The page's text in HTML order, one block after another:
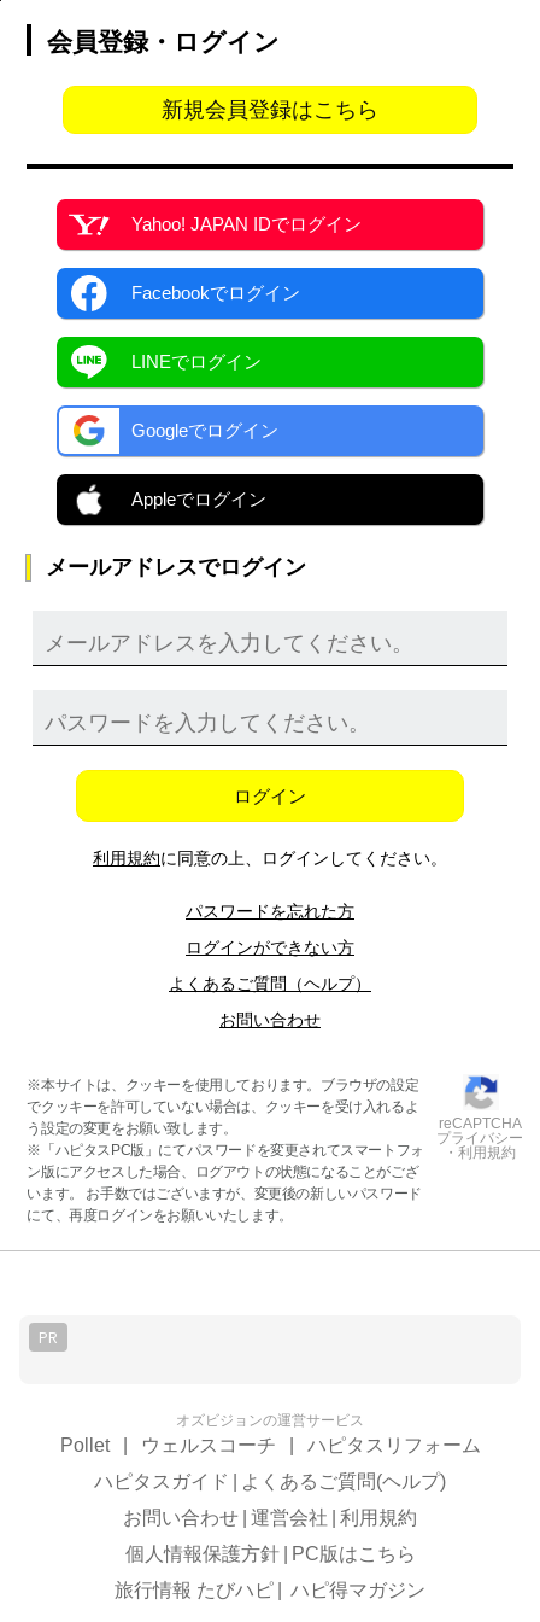
会員登録・ログイン
新規会員登録はこちら
Yahoo! JAPAN IDでログイン
Facebookでログイン
LINEでログイン
Googleでログイン
Appleでログイン
メールアドレスでログイン
ログイン
利用規約に同意の上、ログインしてください。
パスワードを忘れた方
ログインができない方
よくあるご質問（ヘルプ）
お問い合わせ
※本サイトは、クッキーを使用しております。ブラウザの設定
でクッキーを許可していない場合は、クッキーを受け入れるよ
う設定の変更をお願い致します。
※「ハピタスPC版」にてパスワードを変更されてスマートフォ
ン版にアクセスした場合、ログアウトの状態になることがござ
います。 お手数ではございますが、変更後の新しいパスワード
にて、再度ログインをお願いいたします。
reCAPTCHA
プライバシー
・利用規約
PR
オズビジョンの運営サービス
Pollet ウェルスコーチ
ハピタスリフォーム
ハピタスガイド
よくあるご質問(ヘルプ)
お問い合わせ 運営会社
利用規約
個人情報保護方針
PC版はこちら
旅行情報 たびハピ
ハピ得マガジン